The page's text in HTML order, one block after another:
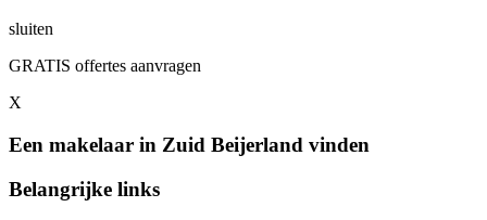
sluiten
GRATIS offertes aanvragen
X
Een makelaar in Zuid Beijerland vinden
Belangrijke links